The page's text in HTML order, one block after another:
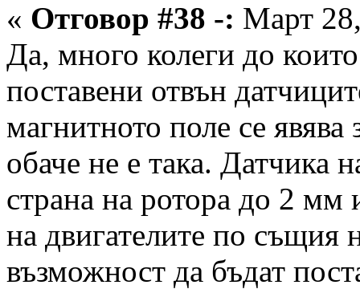
« Отговор #38 -: Март
Да, много колеги до
поставени отвън
магнитното поле се
обаче не е така. Датчика
страна на ротора до 2 мм
на двигателите по същия
възможност да бъдат